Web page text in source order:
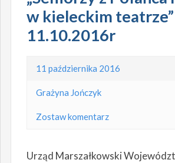
w kieleckim teatrze”
11.10.2016r
11 października 2016
Grażyna Jończyk
Zostaw komentarz
Urząd Marszałkowski